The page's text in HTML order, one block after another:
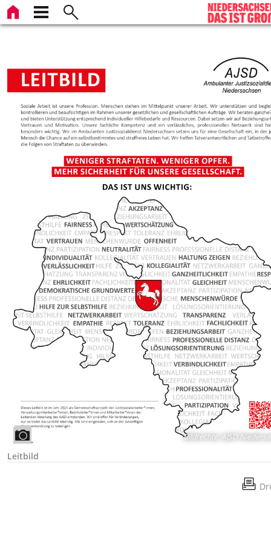
Bildrechte: AJSD
Leitbild